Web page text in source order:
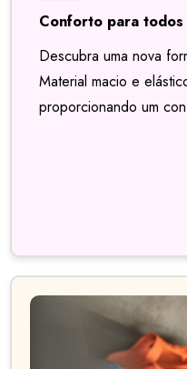
Conforto para todos
Descubra uma nova
Material macio e
proporcionando um